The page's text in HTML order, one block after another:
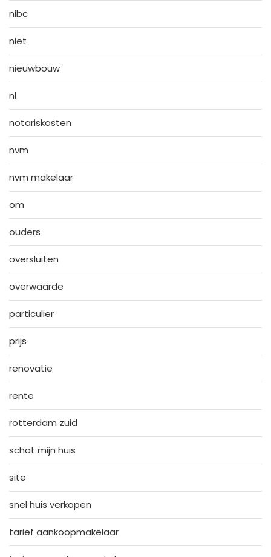
nibc
niet
nieuwbouw
nl
notariskosten
nvm
nvm makelaar
om
ouders
oversluiten
overwaarde
particulier
prijs
renovatie
rente
rotterdam zuid
schat mijn huis
site
snel huis verkopen
tarief aankoopmakelaar